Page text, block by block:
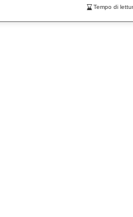
Tempo di